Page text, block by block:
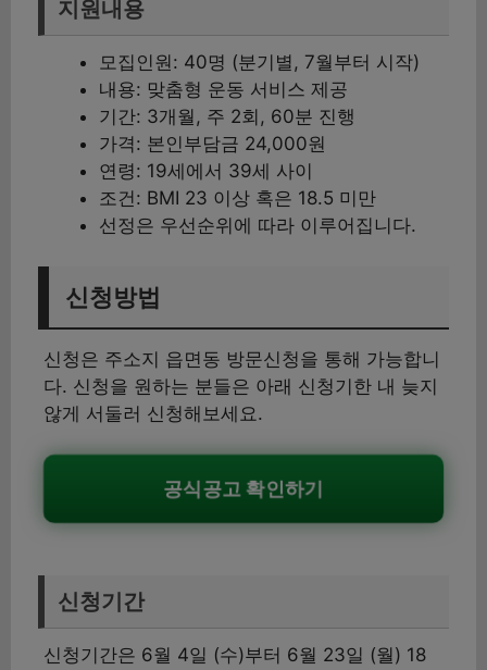
지원내용
모집인원: 40명 (분기별, 7월부터 시작)
내용: 맞춤형 운동 서비스 제공
기간: 3개월, 주 2회, 60분 진행
가격: 본인부담금 24,000원
연령: 19세에서 39세 사이
조건: BMI 23 이상 혹은 18.5 미만
선정은 우선순위에 따라 이루어집니다.
신청방법
신청은 주소지 읍면동 방문신청을 통해 가능합니
다. 신청을 원하는 분들은 아래 신청기한 내 늦지
않게 서둘러 신청해보세요.
공식공고 확인하기
신청기간
신청기간은 6월 4일 (수)부터 6월 23일 (월) 18